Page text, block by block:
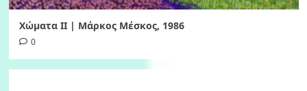
Χώματα II | Μάρκος Μέσκος, 1986
0